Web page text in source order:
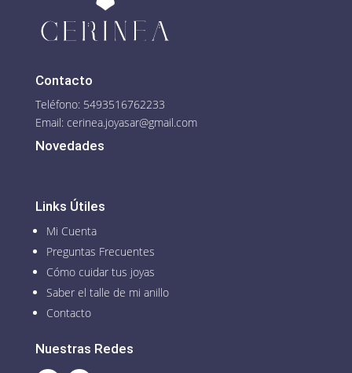
Contacto
Teléfono: 5493516762233
Email: cerinea.joyasar@gmail.com
Novedades
Links Útiles
Mi Cuenta
Preguntas Frecuentes
Cómo cuidar tus joyas
Saber el talle de mi anillo
Contacto
Nuestras Redes